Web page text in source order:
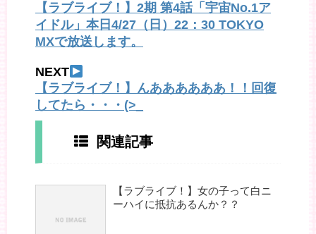
【ラブライブ！】2期 第4話「宇宙No.1ア
イドル」本日4/27（日）22：30 TOKYO
MXで放送します。
NEXT
【ラブライブ！】んああああああ！！回復
してたら・・・(>_
関連記事
【ラブライブ！】女の子って白ニ
ーハイに抵抗あるんか？？